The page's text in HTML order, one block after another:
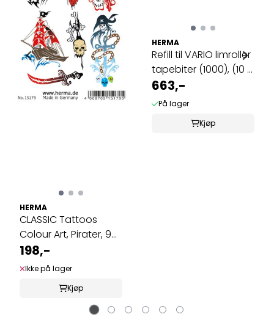
HERMA
CLASSIC Tattoos
Colour Art, Pirater, 9
motiver, 1 ...
198,-
Ikke på lager
Kjøp
HERMA
Refill til VARIO limroller
tapebiter (1000), (10 ...
663,-
På lager
Kjøp